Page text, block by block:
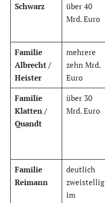
Schwarz
über 40
Mrd. Euro
Familie
Albrecht /
Heister
mehrere
zehn Mrd.
Euro
Familie
Klatten /
Quandt
über 30
Mrd. Euro
Familie
Reimann
deutlich
zweistellig
im